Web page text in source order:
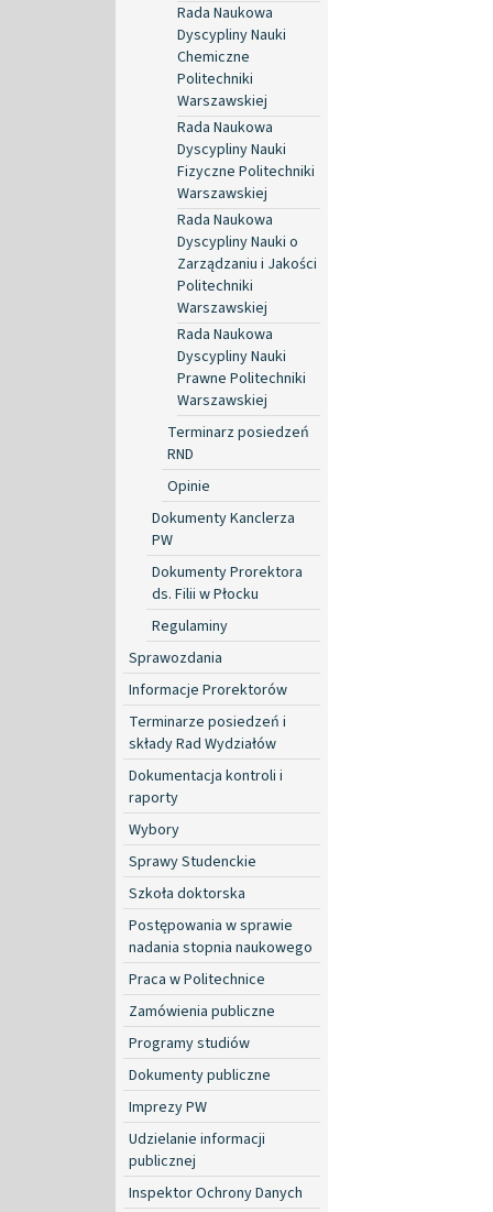
Rada Naukowa
Dyscypliny Nauki
Chemiczne
Politechniki
Warszawskiej
Rada Naukowa
Dyscypliny Nauki
Fizyczne Politechniki
Warszawskiej
Rada Naukowa
Dyscypliny Nauki o
Zarządzaniu i Jakości
Politechniki
Warszawskiej
Rada Naukowa
Dyscypliny Nauki
Prawne Politechniki
Warszawskiej
Terminarz posiedzeń
RND
Opinie
Dokumenty Kanclerza
PW
Dokumenty Prorektora
ds. Filii w Płocku
Regulaminy
Sprawozdania
Informacje Prorektorów
Terminarze posiedzeń i
składy Rad Wydziałów
Dokumentacja kontroli i
raporty
Wybory
Sprawy Studenckie
Szkoła doktorska
Postępowania w sprawie
nadania stopnia naukowego
Praca w Politechnice
Zamówienia publiczne
Programy studiów
Dokumenty publiczne
Imprezy PW
Udzielanie informacji
publicznej
Inspektor Ochrony Danych